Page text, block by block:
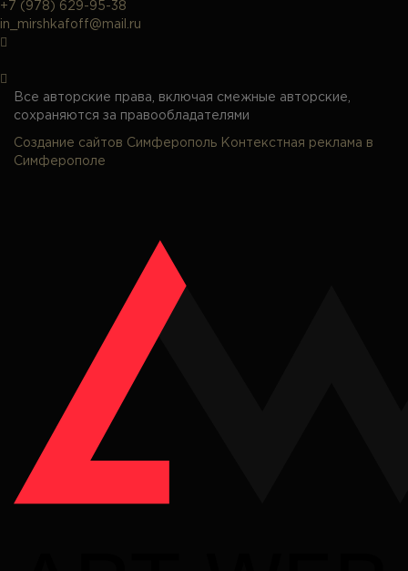
+7 (978) 629-95-38
in_mirshkafoff@mail.ru
Все авторские права, включая смежные авторские,
сохраняются за правообладателями
Создание сайтов Симферополь Контекстная реклама в
Симферополе